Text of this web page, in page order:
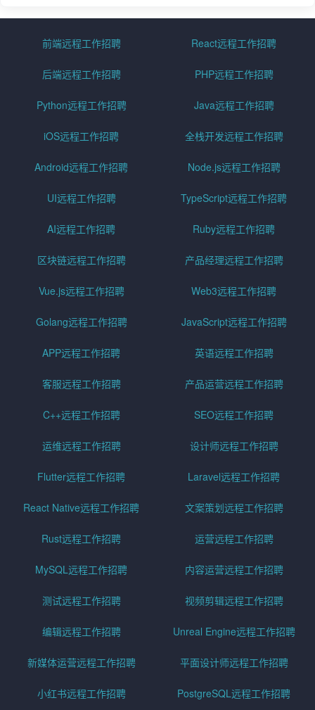
前端远程工作招聘 React远程工作招聘
后端远程工作招聘 PHP远程工作招聘
Python远程工作招聘 Java远程工作招聘
iOS远程工作招聘 全栈开发远程工作招聘
Android远程工作招聘 Node.js远程工作招聘
UI远程工作招聘 TypeScript远程工作招聘
AI远程工作招聘 Ruby远程工作招聘
区块链远程工作招聘 产品经理远程工作招聘
Vue.js远程工作招聘 Web3远程工作招聘
Golang远程工作招聘 JavaScript远程工作招聘
APP远程工作招聘 英语远程工作招聘
客服远程工作招聘 产品运营远程工作招聘
C++远程工作招聘 SEO远程工作招聘
运维远程工作招聘 设计师远程工作招聘
Flutter远程工作招聘 Laravel远程工作招聘
React Native远程工作招聘 文案策划远程工作招聘
Rust远程工作招聘 运营远程工作招聘
MySQL远程工作招聘 内容运营远程工作招聘
测试远程工作招聘 视频剪辑远程工作招聘
编辑远程工作招聘 Unreal Engine远程工作招聘
新媒体运营远程工作招聘 平面设计师远程工作招聘
小红书远程工作招聘 PostgreSQL远程工作招聘